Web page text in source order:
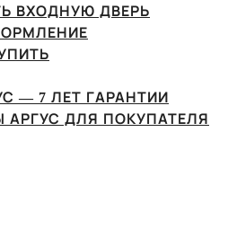
ВХОДНУЮ ДВЕРЬ
— 7 ЛЕТ ГАРАНТИИ
АРГУС ДЛЯ ПОКУПАТЕЛЯ